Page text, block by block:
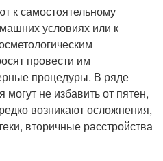
к самостоятельному
условиях или к
провести им
процедуры. В ряде
не избавить от пятен,
возникают осложнения,
вторичные расстройства